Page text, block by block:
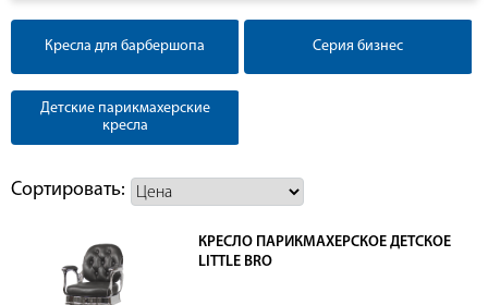
Кресла для барбершопа Серия бизнес
Детские парикмахерские
кресла
Сортировать:
КРЕСЛО ПАРИКМАХЕРСКОЕ ДЕТСКОЕ
LITTLE BRO